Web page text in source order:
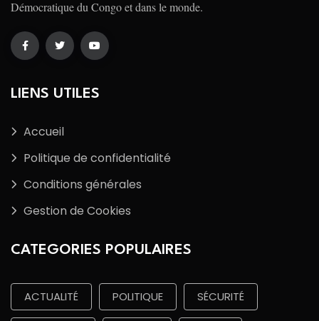
Démocratique du Congo et dans le monde.
LIENS UTILES
Accueil
Politique de confidentialité
Conditions générales
Gestion de Cookies
CATEGORIES POPULAIRES
ACTUALITÉ POLITIQUE SÉCURITÉ